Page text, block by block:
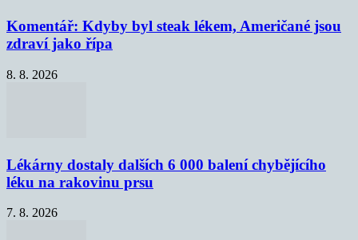
Komentář: Kdyby byl steak lékem, Američané jsou
zdraví jako řípa
8. 8. 2026
Lékárny dostaly dalších 6 000 balení chybějícího
léku na rakovinu prsu
7. 8. 2026